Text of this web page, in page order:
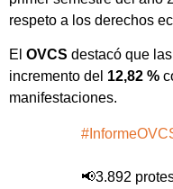
respeto a los derechos
El OVCS destacó que
incremento del 12,82 %
manifestaciones.
📢3.892